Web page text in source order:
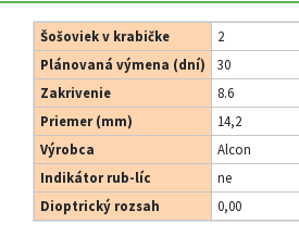
Šošoviek v krabičke 2
Plánovaná výmena (dní)
30
Zakrivenie
8.6
Priemer (mm)
14,2
Výrobca
Alcon
Indikátor rub-líc
ne
Dioptrický rozsah
0,00